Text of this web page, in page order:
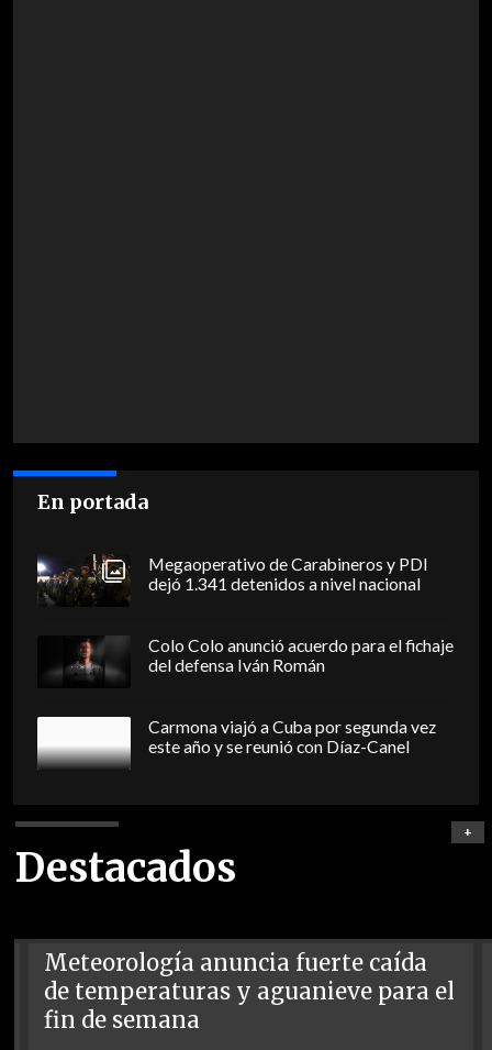
En portada
Megaoperativo de Carabineros y PDI
dejó 1.341 detenidos a nivel nacional
Colo Colo anunció acuerdo para el fichaje
del defensa Iván Román
Carmona viajó a Cuba por segunda vez
este año y se reunió con Díaz-Canel
Destacados
+
Meteorología anuncia fuerte caída
de temperaturas y aguanieve para el
fin de semana